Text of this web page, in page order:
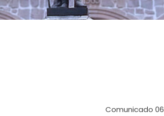
Comunicado